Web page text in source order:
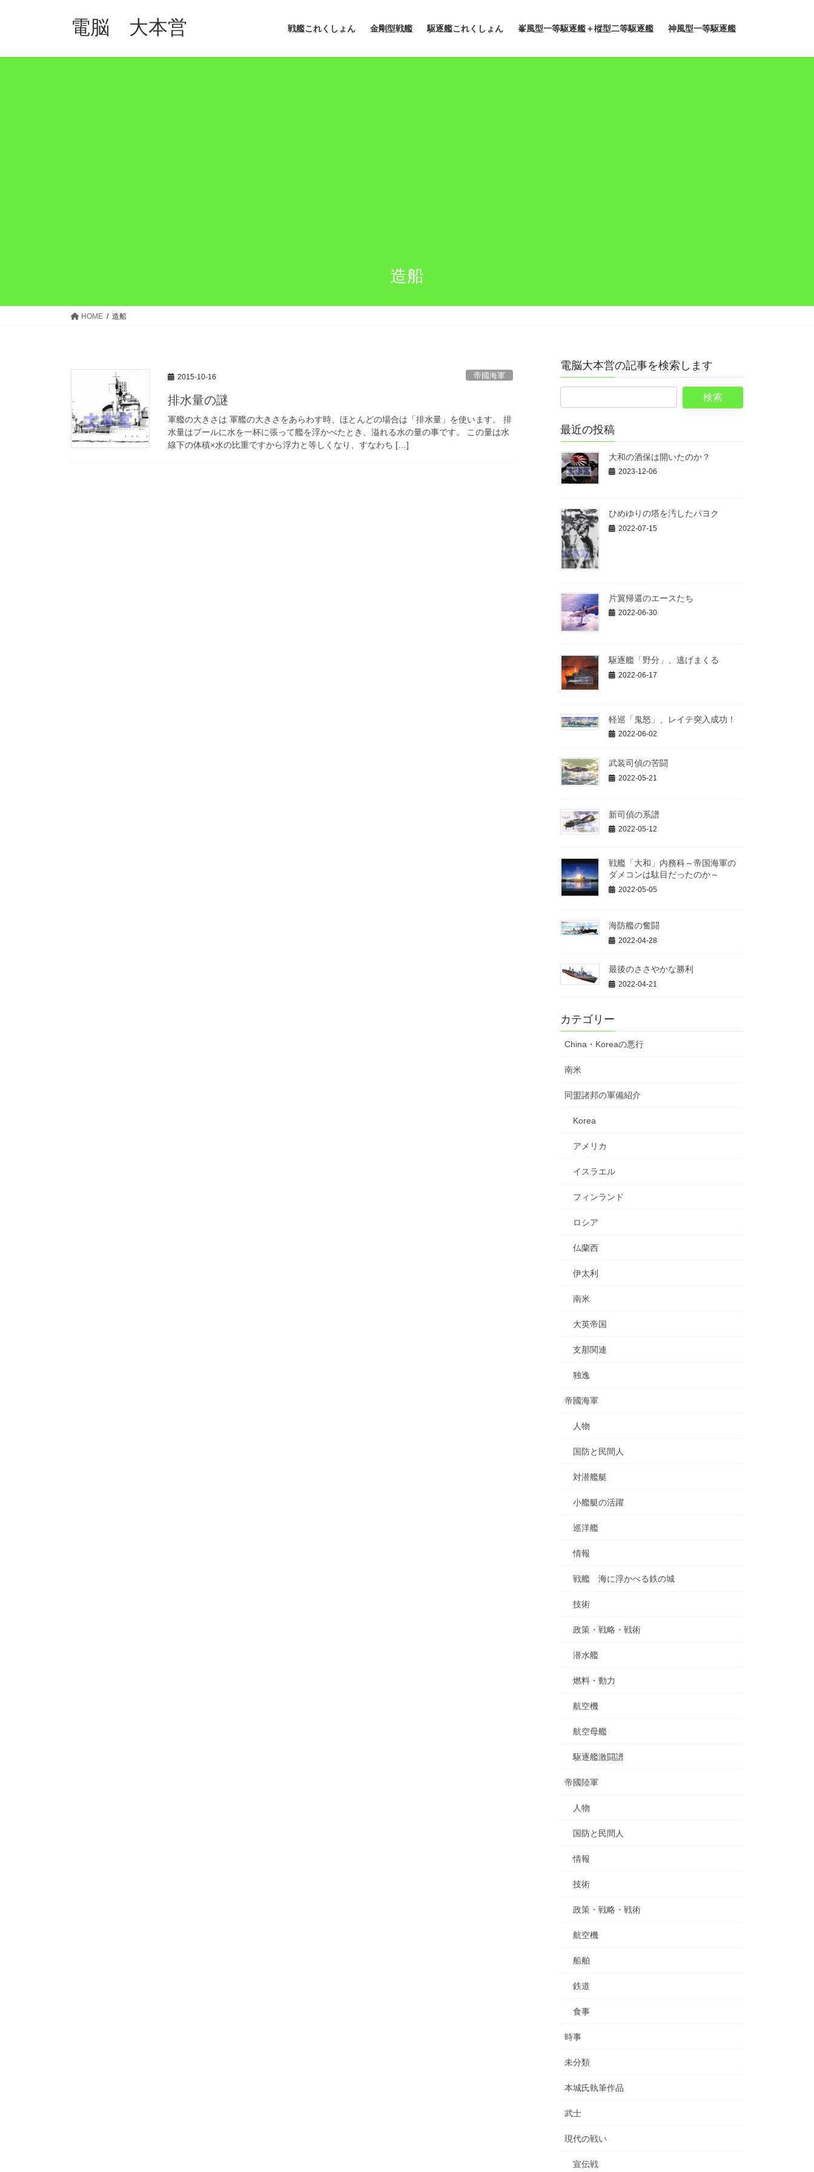
電脳 大本営 戦艦これくしょん 金剛型戦艦 駆逐艦これくしょん 峯風型一等駆逐艦＋樅型二等駆逐艦 神風型一等駆逐艦
造船
HOME 造船
2015-10-16 帝國海軍
排水量の謎
軍艦の大きさは 軍艦の大きさをあらわす時、ほとんどの場合は「排水量」を使います。 排
水量はプールに水を一杯に張って艦を浮かべたとき、溢れる水の量の事です。 この量は水
線下の体積×水の比重ですから浮力と等しくなり、すなわち […]
電脳大本営の記事を検索します
最近の投稿
大和の酒保は開いたのか？
2023-12-06
ひめゆりの塔を汚したパヨク
2022-07-15
片翼帰還のエースたち
2022-06-30
駆逐艦「野分」、逃げまくる
2022-06-17
軽巡「鬼怒」、レイテ突入成功！
2022-06-02
武装司偵の苦闘
2022-05-21
新司偵の系譜
2022-05-12
戦艦「大和」内務科～帝国海軍の
ダメコンは駄目だったのか～
2022-05-05
海防艦の奮闘
2022-04-28
最後のささやかな勝利
2022-04-21
カテゴリー
China・Koreaの悪行
南米
同盟諸邦の軍備紹介
Korea
アメリカ
イスラエル
フィンランド
ロシア
仏蘭西
伊太利
南米
大英帝国
支那関連
独逸
帝國海軍
人物
国防と民間人
対潜艦艇
小艦艇の活躍
巡洋艦
情報
戦艦 海に浮かべる鉄の城
技術
政策・戦略・戦術
潜水艦
燃料・動力
航空機
航空母艦
駆逐艦激闘譜
帝國陸軍
人物
国防と民間人
情報
技術
政策・戦略・戦術
航空機
船舶
鉄道
食事
時事
未分類
本城氏執筆作品
武士
現代の戦い
宣伝戦